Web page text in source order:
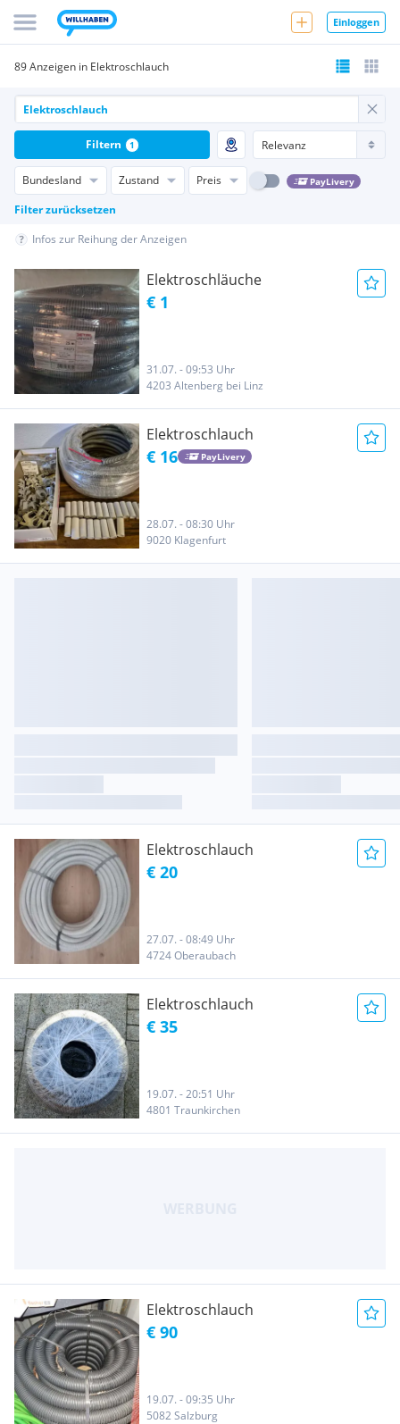
Einloggen
89 Anzeigen in Elektroschlauch
Bundesland Zustand Preis PayLivery
Filter zurücksetzen
Filtern 1
Infos zur Reihung der Anzeigen
Elektroschläuche
€ 1
31.07. - 09:53 Uhr
4203 Altenberg bei Linz
Elektroschlauch
€ 16 PayLivery
28.07. - 08:30 Uhr
9020 Klagenfurt
Elektroschlauch
€ 20
27.07. - 08:49 Uhr
4724 Oberaubach
Elektroschlauch
€ 35
19.07. - 20:51 Uhr
4801 Traunkirchen
Elektroschlauch
€ 90
19.07. - 09:35 Uhr
5082 Salzburg